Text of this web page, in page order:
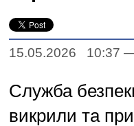
15.05.2026 10:37
Служба
викрили та